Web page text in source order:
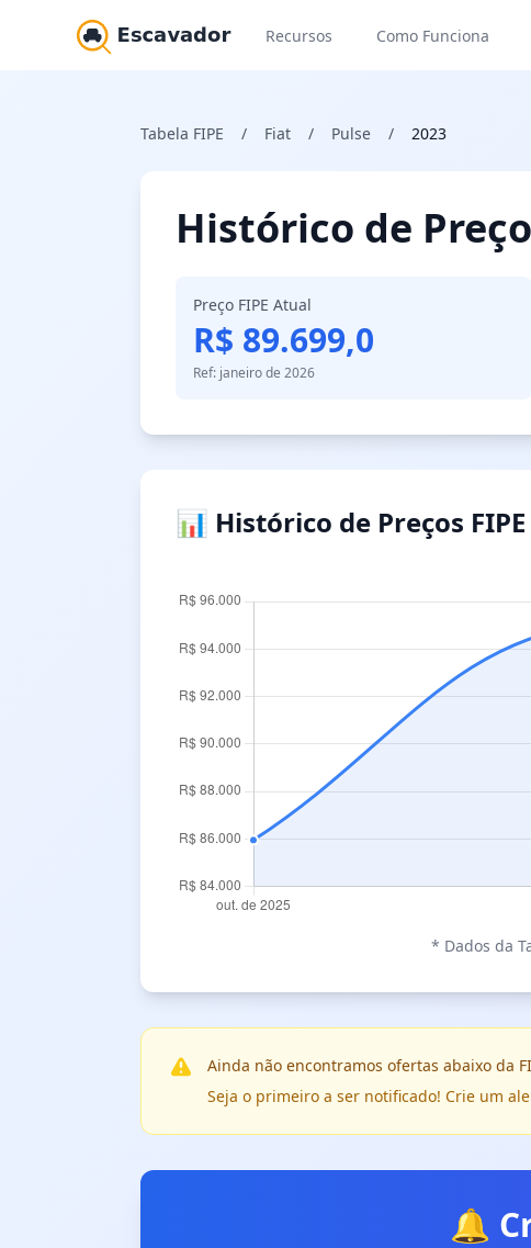
Recursos Como Funciona
Tabela FIPE / Fiat / Pulse / 2023
Histórico de
Preço FIPE Atual
R$ 89.699,0
Ref: janeiro de 2026
📊 Histórico de Preços FIPE
* Dados da
Ainda não encontramos ofertas abaixo da
Seja o primeiro a ser notificado! Crie um
🔔